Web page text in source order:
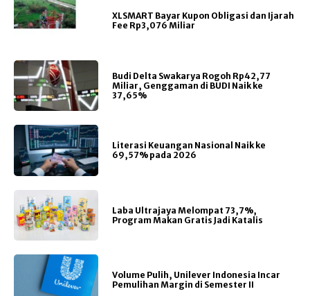
XLSMART Bayar Kupon Obligasi dan Ijarah
Fee Rp3,076 Miliar
Budi Delta Swakarya Rogoh Rp42,77
Miliar, Genggaman di BUDI Naik ke
37,65%
Literasi Keuangan Nasional Naik ke
69,57% pada 2026
Laba Ultrajaya Melompat 73,7%,
Program Makan Gratis Jadi Katalis
Volume Pulih, Unilever Indonesia Incar
Pemulihan Margin di Semester II